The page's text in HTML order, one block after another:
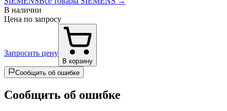
В наличии
Цена по запросу
Запросить цену
В корзину
Сообщить об ошибке
Сообщить об ошибке